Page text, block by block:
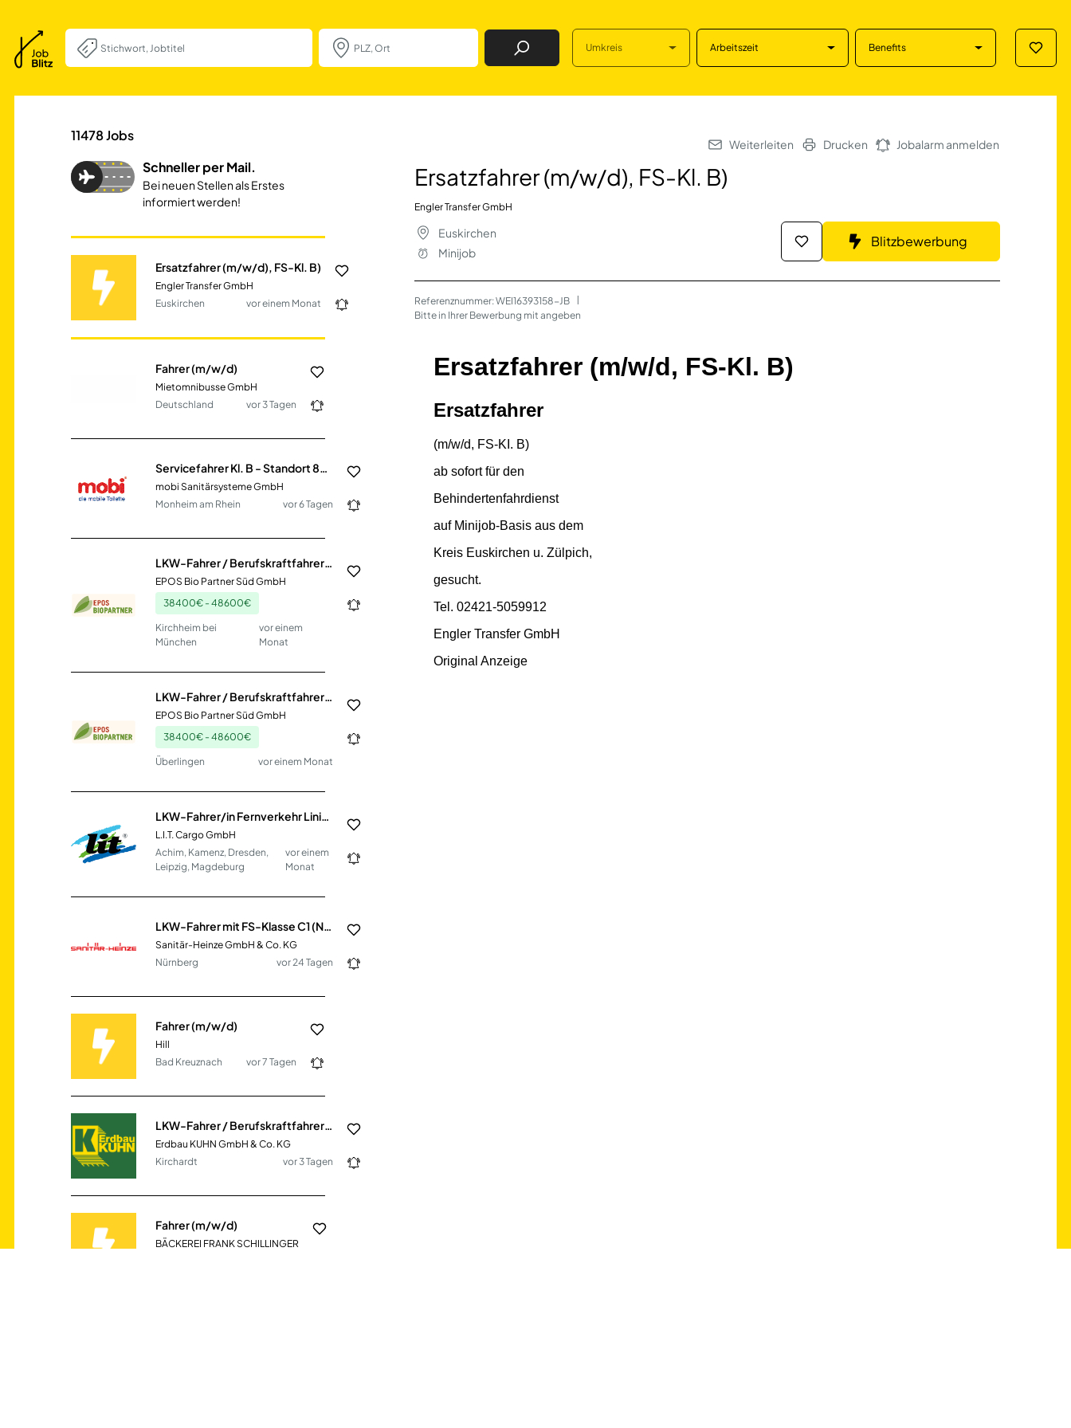
Job Finden Umkreis Arbeitszeit Benefits
Ersatzfahrer (m/w/d), FS-Kl. B) in Euskirchen
11478Jobs
Schneller per Mail.
Bei neuen Stellen als Erstes
informiert werden!
Ersatzfahrer (m/w/d), FS-Kl. B)
Engler Transfer GmbH
Euskirchen
vor einem Monat
Fahrer (m/w/d)
Mietomnibusse GmbH
Deutschland
vor 3 Tagen
mobi Sanitärsysteme GmbH
Monheim am Rhein
vor 6 Tagen
LKW-Fahrer / Berufskraftfahrer (m/w/d) Nahverkehr
EPOS Bio Partner Süd GmbH
38400€ - 48600€
Kirchheim bei
München
vor einem
Monat
LKW-Fahrer / Berufskraftfahrer (m/w/d) Nahverkehr
EPOS Bio Partner Süd GmbH
38400€ - 48600€
Überlingen vor einem Monat
LKW-Fahrer/in Fernverkehr Linie Automotive (m/w/d)
L.I.T. Cargo GmbH
Achim, Kamenz, Dresden,
Leipzig, Magdeburg
vor einem
Monat
LKW-Fahrer mit FS-Klasse C1 (Nahverkehr) (m/w/d)
Sanitär-Heinze GmbH & Co. KG
Nürnberg
vor 24 Tagen
Fahrer (m/w/d)
Hill
Bad Kreuznach
vor 7 Tagen
LKW-Fahrer / Berufskraftfahrer (m/w/d)
Erdbau KUHN GmbH & Co. KG
Kirchardt
vor 3 Tagen
Fahrer (m/w/d)
BÄCKEREI FRANK SCHILLINGER
Weiterleiten Drucken Jobalarm anmelden
Ersatzfahrer (m/w/d), FS-Kl. B)
Engler Transfer GmbH
Euskirchen
Minijob
Blitzbewerbung
Referenznummer: WEI16393158-JB
Bitte in Ihrer Bewerbung mit angeben